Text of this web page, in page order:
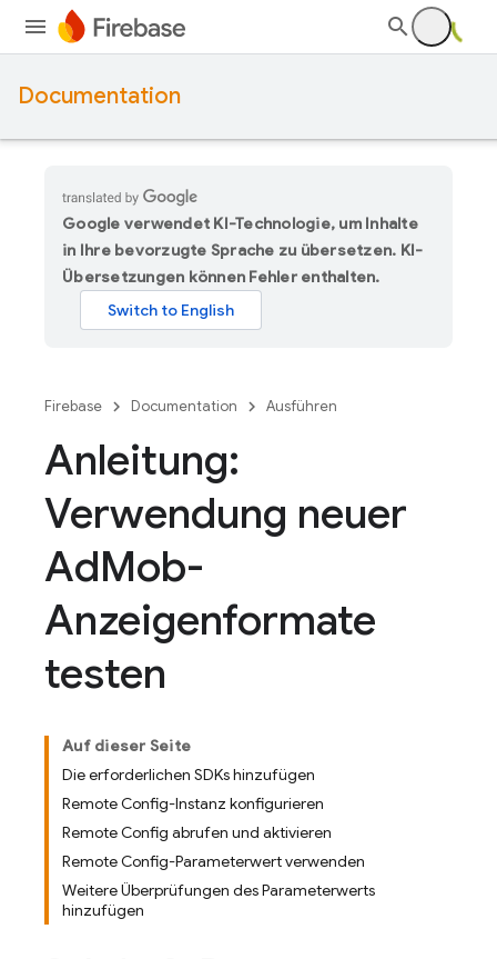
Documentation
Google verwendet KI-Technologie, um Inhalte
in Ihre bevorzugte Sprache zu übersetzen. KI-
Übersetzungen können Fehler enthalten.
Firebase Documentation Ausführen
Anleitung:
Verwendung neuer
AdMob-
Anzeigenformate
testen
Auf dieser Seite
Die erforderlichen SDKs hinzufügen
Remote Config-Instanz konfigurieren
Remote Config abrufen und aktivieren
Remote Config-Parameterwert verwenden
Weitere Überprüfungen des Parameterwerts
hinzufügen